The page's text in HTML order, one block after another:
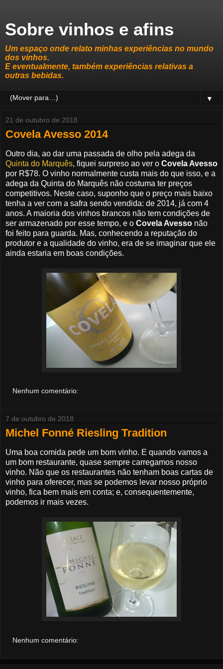
Sobre vinhos e afins
Um espaço onde relato minhas experiências no mundo
dos vinhos.
E eventualmente, também experiências relativas a
outras bebidas.
▼
21 de outubro de 2018
Covela Avesso 2014
Outro dia, ao dar uma passada de olho pela adega da
Quinta do Marquês, fiquei surpreso ao ver o Covela Avesso
por R$78. O vinho normalmente custa mais do que isso, e a
adega da Quinta do Marquês não costuma ter preços
competitivos. Neste caso, suponho que o preço mais baixo
tenha a ver com a safra sendo vendida: de 2014, já com 4
anos. A maioria dos vinhos brancos não tem condições de
ser armazenado por esse tempo, e o Covela Avesso não
foi feito para guarda. Mas, conhecendo a reputação do
produtor e a qualidade do vinho, era de se imaginar que ele
ainda estaria em boas condições.
Nenhum comentário:
7 de outubro de 2018
Michel Fonné Riesling Tradition
Uma boa comida pede um bom vinho. E quando vamos a
um bom restaurante, quase sempre carregamos nosso
vinho. Não que os restaurantes não tenham boas cartas de
vinho para oferecer, mas se podemos levar nosso próprio
vinho, fica bem mais em conta; e, consequentemente,
podemos ir mais vezes.
Nenhum comentário: